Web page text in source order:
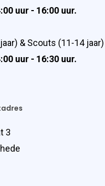
uur - 16:00 uur.
& Scouts (11-14 jaar)
uur - 16:30 uur.
3